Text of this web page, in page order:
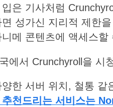
은 기사처럼
성가신 지리적 제한
메 콘텐츠에 액세스할
에서 Crunchyroll을 시
한 서버 위치, 철통 같
추천드리는 서비스는